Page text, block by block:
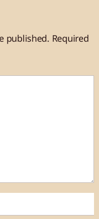
published. Required